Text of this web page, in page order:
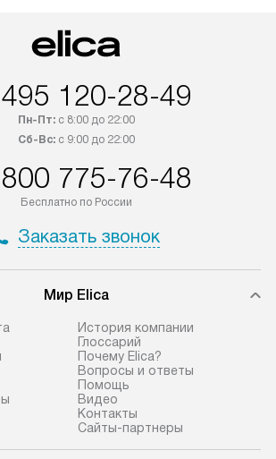
могут
покупателю
«Под заказ»,
его
менеджером сайта.
МКАД,
упакованный
или прихожей.
переместить
установки,
менеджером.
взимается
плата. Важно
по монтажу
материалы.
к воде, крана и
слива.
120-28-49
Пн-Пт:с 8:00 до 22:00
Сб-Вс:с 9:00 до 22:00
775-76-48
Бесплатно по России
Заказать звонок
Мир Elica
История компании
Глоссарий
Почему Elica?
Вопросы и ответы
Помощь
Видео
Контакты
Сайты-партнеры